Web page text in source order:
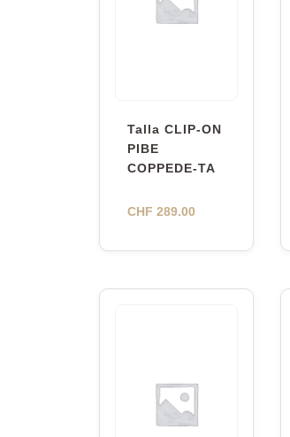
Talla CLIP-ON
PIBE
COPPEDE-TA
CHF 289.00